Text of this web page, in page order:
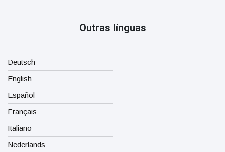
Outras línguas
Deutsch
English
Español
Français
Italiano
Nederlands